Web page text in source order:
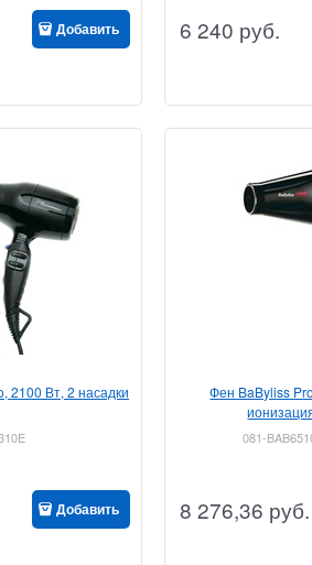
Добавить 6 240 руб.
2100 Вт, 2 насадки
Добавить
Фен BaByliss
081-
8 276,36 руб.